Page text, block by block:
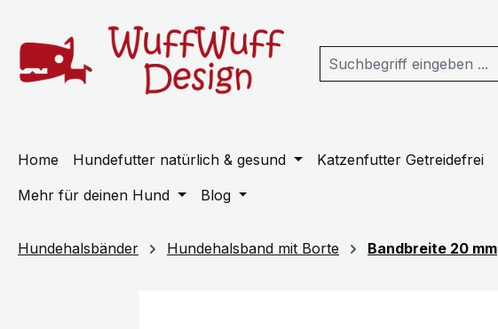
Home Hundefutter natürlich & gesund Katzenfutter Getreidefrei
Mehr für deinen Hund
Blog
Hundehalsbänder Hundehalsband mit Borte Bandbreite 20 mm